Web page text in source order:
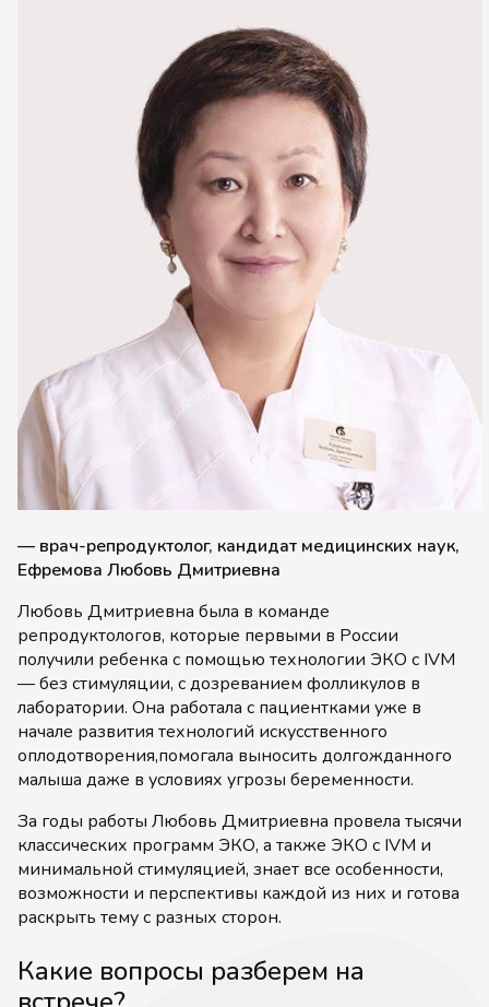
— врач-репродуктолог, кандидат медицинских наук,
Ефремова Любовь Дмитриевна
Любовь Дмитриевна была в команде
репродуктологов, которые первыми в России
получили ребенка с помощью технологии ЭКО c IVM
— без стимуляции, с дозреванием фолликулов в
лаборатории. Она работала с пациентками уже в
начале развития технологий искусственного
оплодотворения,помогала выносить долгожданного
малыша даже в условиях угрозы беременности.
За годы работы Любовь Дмитриевна провела тысячи
классических программ ЭКО, а также ЭКО с IVM и
минимальной стимуляцией, знает все особенности,
возможности и перспективы каждой из них и готова
раскрыть тему с разных сторон.
Какие вопросы разберем на